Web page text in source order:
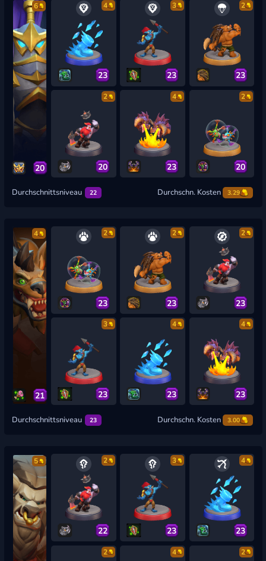
6
20
4
23
3
23
2
23
2
20
4
23
2
20
Durchschnittsniveau 22 Durchschn. Kosten 3.29
4
21
2
23
2
23
2
23
3
23
4
23
4
23
Durchschnittsniveau 23 Durchschn. Kosten 3.00
5 2
22
3
23
4
23
2 4 2